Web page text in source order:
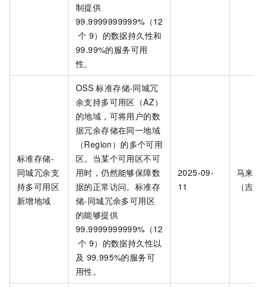
制提供
99.9999999999%（12
个 9）的数据持久性和
99.99%的服务可用
性。
标准存储-
同城冗余支
持多可用区
新增地域
OSS 标准存储-同城冗
余支持多可用区（AZ）
的地域，可将用户的数
据冗余存储在同一地域
（Region）的多个可用
区。当某个可用区不可
用时，仍然能够保障数
据的正常访问。 标准存
储-同城冗余多可用区
的能够提供
99.9999999999%（12
个 9）的数据持久性以
及 99.995%的服务可
用性。
2025-09-
11
马来
（吉